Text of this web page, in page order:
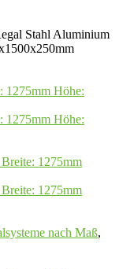
Stahl Aluminium
nach Maß,